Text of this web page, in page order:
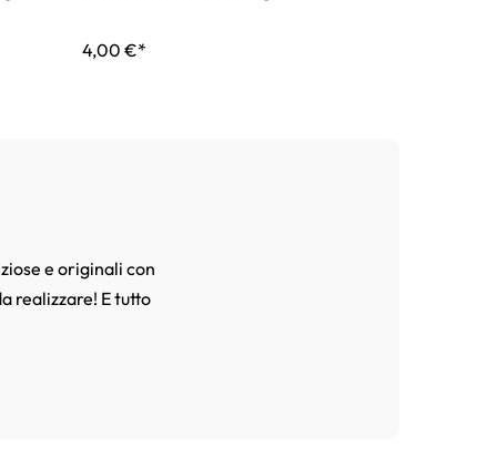
4,00 €*
e originali con
realizzare! E tutto